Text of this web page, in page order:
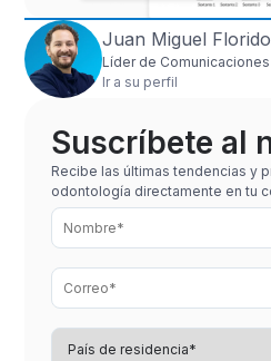
Juan Miguel Florido
Líder de
Ir a su perfil
Suscríbete al
Recibe las últimas tendencias y
odontología directamente en tu